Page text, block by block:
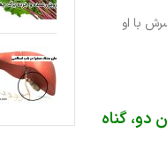
با او
دو، گناه